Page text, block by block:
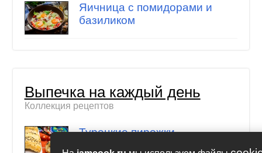
Яичница с помидорами и
базиликом
Выпечка на каждый день
Коллекция рецептов
Турецкие пирожки